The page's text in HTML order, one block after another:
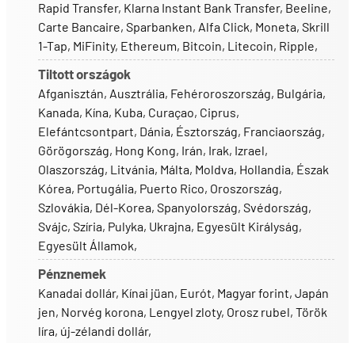
Rapid Transfer, Klarna Instant Bank Transfer, Beeline,
Carte Bancaire, Sparbanken, Alfa Click, Moneta, Skrill
1-Tap, MiFinity, Ethereum, Bitcoin, Litecoin, Ripple,
Tiltott országok
Afganisztán, Ausztrália, Fehéroroszország, Bulgária,
Kanada, Kína, Kuba, Curaçao, Ciprus,
Elefántcsontpart, Dánia, Észtország, Franciaország,
Görögország, Hong Kong, Irán, Irak, Izrael,
Olaszország, Litvánia, Málta, Moldva, Hollandia, Észak
Kórea, Portugália, Puerto Rico, Oroszország,
Szlovákia, Dél-Korea, Spanyolország, Svédország,
Svájc, Szíria, Pulyka, Ukrajna, Egyesült Királyság,
Egyesült Államok,
Pénznemek
Kanadai dollár, Kínai jüan, Eurót, Magyar forint, Japán
jen, Norvég korona, Lengyel zloty, Orosz rubel, Török
líra, új-zélandi dollár,